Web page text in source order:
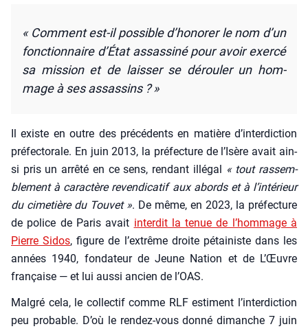
« Com­ment est-il pos­sible d’honorer le nom d’un
fonc­tion­naire d’État assas­si­né pour avoir exer­cé
sa mis­sion et de lais­ser se dérou­ler un hom­
mage à ses assas­sins ? »
Il existe en outre des pré­cé­dents en matière d’in­ter­dic­tion
pré­fec­to­rale. En juin 2013, la pré­fec­ture de l’I­sère avait ain­
si pris un arrê­té en ce sens, ren­dant illé­gal « tout ras­sem­
ble­ment à carac­tère reven­di­ca­tif aux abords et à l’intérieur
du cime­tière du Tou­vet ». De même, en 2023, la pré­fec­ture
de police de Paris avait inter­dit la tenue de l’hom­mage à
Pierre Sidos, figure de l’ex­trême droite pétai­niste dans les
années 1940, fon­da­teur de Jeune Nation et de L’Œuvre
fran­çaise — et lui aus­si ancien de l’OAS.
Mal­gré cela, le col­lec­tif comme RLF estiment l’in­ter­dic­tion
peu pro­bable. D’où le ren­dez-vous don­né dimanche 7 juin